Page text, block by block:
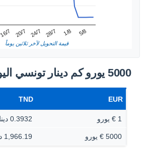
16/7 20/7 24/7 28/7 1/8 5/8
قيمة التحويل لآخر ثلاثين يوماً
5000 يورو كم دينار تونسي اليوم؟
EUR
TND
1 € يورو 0.3932 دينار تونسى
5000 € يورو 1,966.19 دينار تونسى